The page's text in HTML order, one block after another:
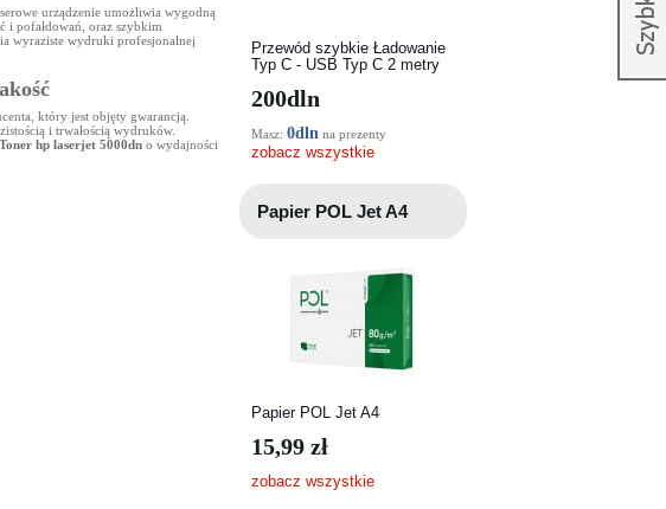
urządzenie umożliwia wygodną
i pofałdowań, oraz szybkim
wyraziste wydruki profesjonalnej
który jest objęty gwarancją.
i trwałością wydruków.
Toner hp laserjet 5000dn o wydajności
Przewód szybkie Ładowanie
Typ C - USB Typ C 2 metry
200dln
Masz: 0dln na prezenty
zobacz wszystkie
Papier POL Jet A4
Papier POL Jet A4
15,99 zł
zobacz wszystkie